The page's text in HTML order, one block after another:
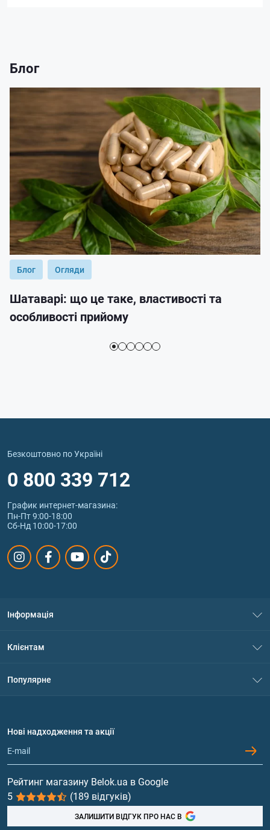
Блог
Блог Огляди
Шатаварі: що це таке, властивості та
особливості прийому
Безкоштовно по Україні
0 800 339 712
График интернет‑магазина:
Пн-Пт 9:00-18:00
Сб-Нд 10:00-17:00
Інформація
Політика конфіденційності
Обмін та повернення
Клієнтам
Популярне
Протеїн
Гейнери
Вітаміни та мінерали
Риб'ячий жир, жирні кислоти
Нові надходження та акції
Рейтинг магазину Belok.ua в Google
5
(189 відгуків)
ЗАЛИШИТИ ВІДГУК ПРО НАС В